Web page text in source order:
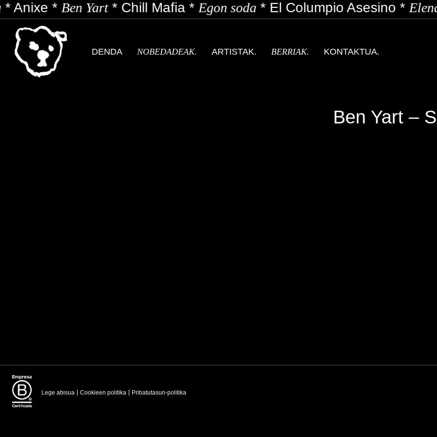
Anixe*Ben Yart*Chill Mafia*Egon soda*El Columpio Asesino*
DENDA NOBEDADEAK. ARTISTAK. BERRIAK. KONTAKTUA.
Ben Yart –
Lege abisua Cookieen politika Pribatutasun-politika